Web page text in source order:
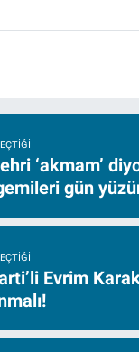
‘akmam’
gün
Evrim